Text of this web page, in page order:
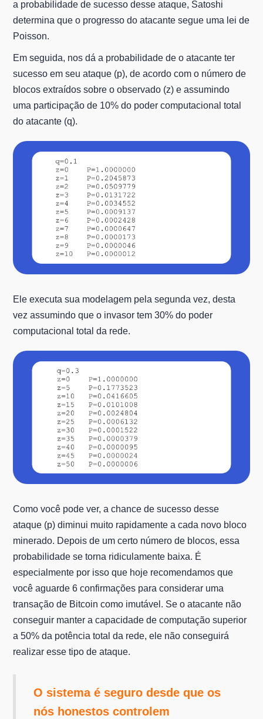
a probabilidade de sucesso desse ataque, Satoshi
determina que o progresso do atacante segue uma lei de
Poisson.
Em seguida, nos dá a probabilidade de o atacante ter
sucesso em seu ataque (p), de acordo com o número de
blocos extraídos sobre o observado (z) e assumindo
uma participação de 10% do poder computacional total
do atacante (q).
Ele executa sua modelagem pela segunda vez, desta
vez assumindo que o invasor tem 30% do poder
computacional total da rede.
Como você pode ver, a chance de sucesso desse
ataque (p) diminui muito rapidamente a cada novo bloco
minerado. Depois de um certo número de blocos, essa
probabilidade se torna ridiculamente baixa. É
especialmente por isso que hoje recomendamos que
você aguarde 6 confirmações para considerar uma
transação de Bitcoin como imutável. Se o atacante não
conseguir manter a capacidade de computação superior
a 50% da potência total da rede, ele não conseguirá
realizar esse tipo de ataque.
O sistema é seguro desde que os
nós honestos controlem